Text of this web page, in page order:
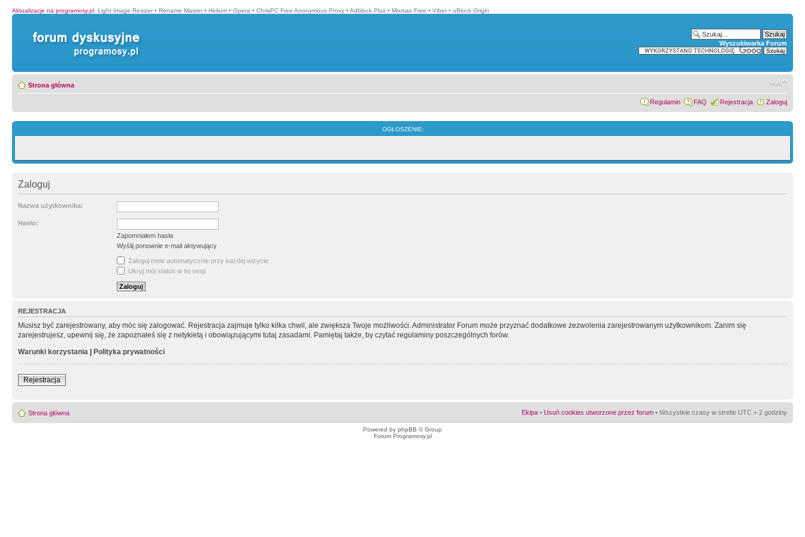
Aktualizacje na programosy.pl: Light Image Resizer • Rename Master • Helium • Opera • ChrisPC Free Anonymous Proxy • Adblock Plus • Mixmax Free • Viber • uBlock Origin
Wyszukiwarka Forum
Strona główna
Regulamin FAQ Rejestracja Zaloguj
OGŁOSZENIE:
Zaloguj
Nazwa użytkownika:
Hasło:
Zapomniałem hasła
Wyślij ponownie e-mail aktywujący
Zaloguj mnie automatycznie przy każdej wizycie
Ukryj mój status w tej sesji
REJESTRACJA
Musisz być zarejestrowany, aby móc się zalogować. Rejestracja zajmuje tylko kilka chwil, ale zwiększa Twoje możliwości. Administrator Forum może przyznać dodatkowe zezwolenia zarejestrowanym użytkownikom. Zanim się
zarejestrujesz, upewnij się, że zapoznałeś się z netykietą i obowiązującymi tutaj zasadami. Pamiętaj także, by czytać regulaminy poszczególnych forów.
Warunki korzystania | Polityka prywatności
Rejestracja
Strona główna Ekipa • Usuń cookies utworzone przez forum • Wszystkie czasy w strefie UTC + 2 godziny
Powered by phpBB © Group
Forum Programosy.pl